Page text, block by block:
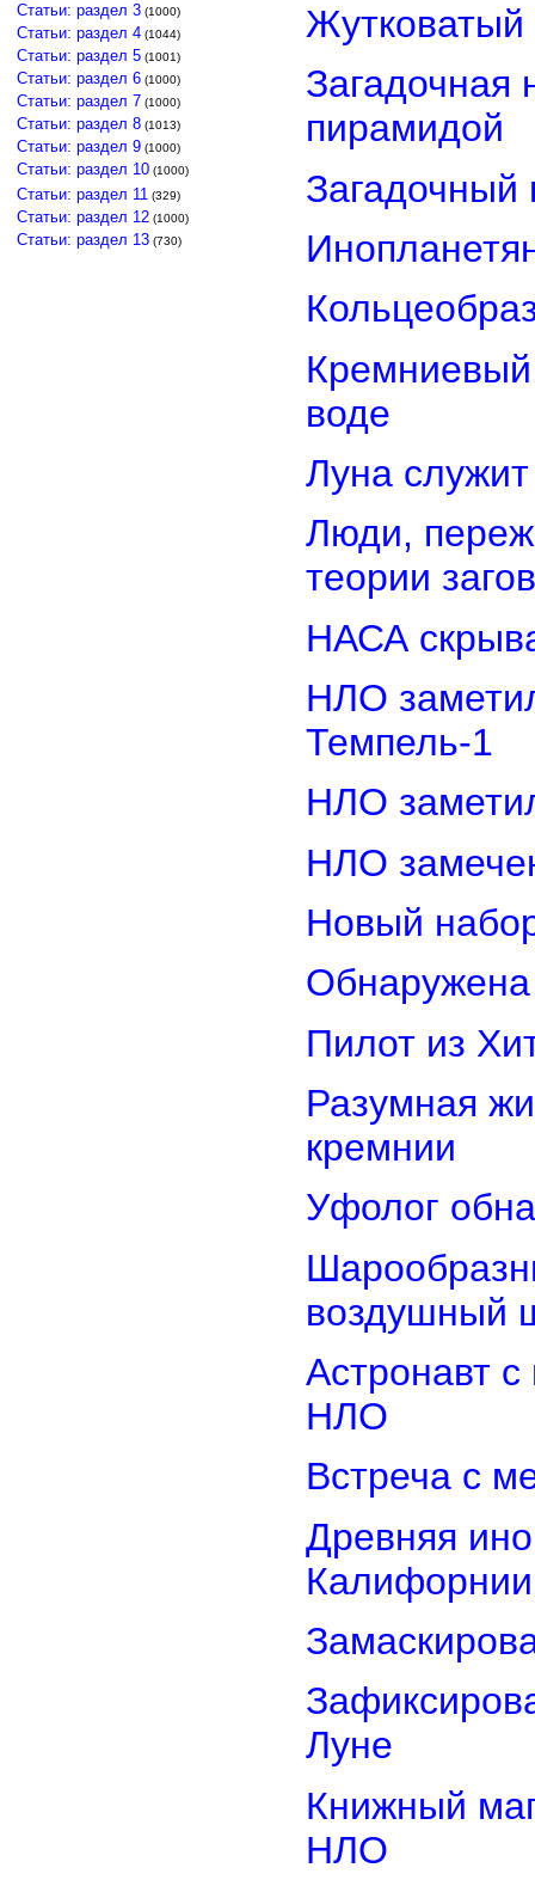
Статьи: раздел 3 (1000)
Статьи: раздел 4 (1044)
Статьи: раздел 5 (1001)
Статьи: раздел 6 (1000)
Статьи: раздел 7 (1000)
Статьи: раздел 8 (1013)
Статьи: раздел 9 (1000)
Статьи: раздел 10 (1000)
Статьи: раздел 11 (329)
Статьи: раздел 12 (1000)
Статьи: раздел 13 (730)
Загадочная
пирамидой
воде
Луна
Люди,
теории
НАСА
НЛО
Темпель-1
НЛО
НЛО
Новый
Обнаружена
Пилот из
Разумная
кремнии
Уфолог
воздушный
Астронавт
НЛО
Встреча с
Древняя
Калифорнии
Луне
Книжный
НЛО